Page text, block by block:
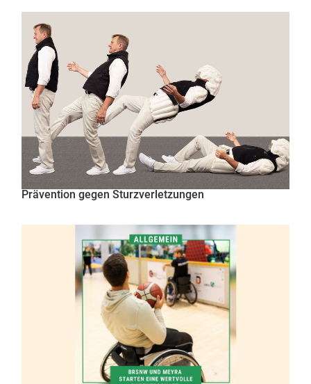
Prävention gegen Sturzverletzungen